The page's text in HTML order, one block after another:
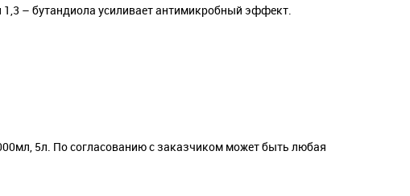
– бутандиола усиливает антимикробный эффект.
5л. По согласованию с заказчиком может быть любая